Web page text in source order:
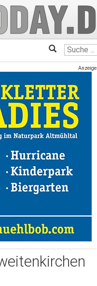
Anzeige